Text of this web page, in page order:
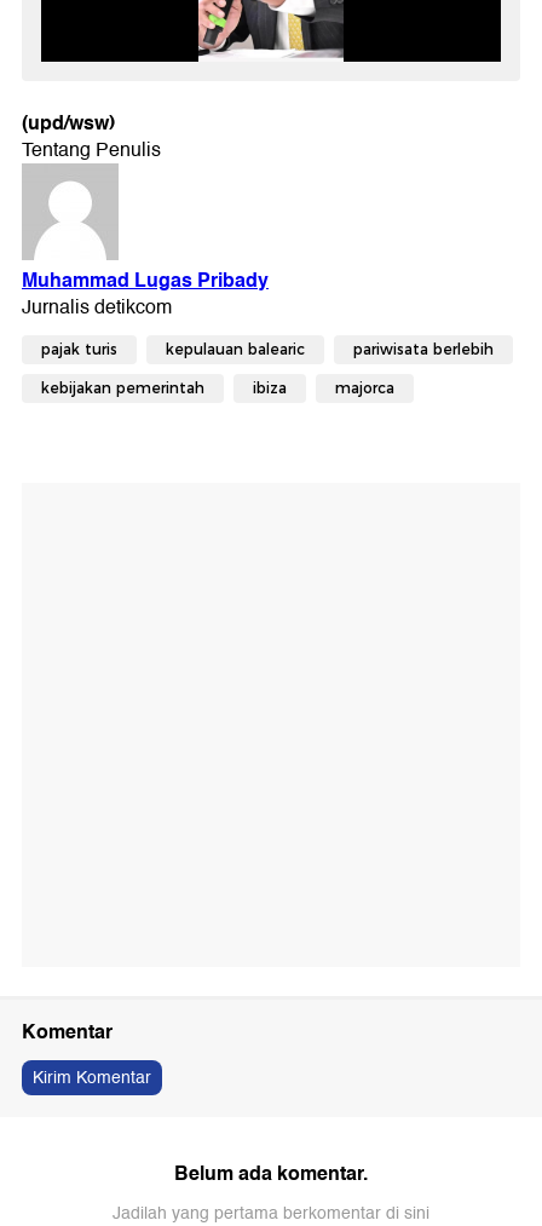
(upd/wsw)
pajak turis kepulauan balearic pariwisata berlebih
kebijakan pemerintah ibiza majorca
Komentar
Kirim Komentar
Belum ada komentar.
Jadilah yang pertama berkomentar di sini